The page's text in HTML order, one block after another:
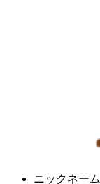
ニックネーム